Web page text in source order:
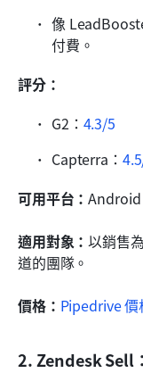
像
付費。
評分：
G2： 4.3/5
Capterra：
可用平台：Android
適用對象：以銷售
道的團隊。
價格： Pipedrive 價
2. Zendesk Sell